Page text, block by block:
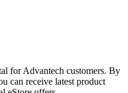
for Advantech customers. By
can receive latest product